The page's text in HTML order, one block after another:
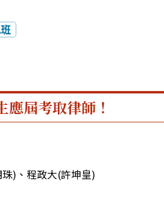
屆考取律師！
) 、 程政大(許坤皇)